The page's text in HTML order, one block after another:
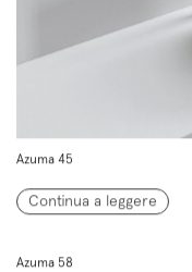
Azuma 45
Continua a leggere
Azuma 58